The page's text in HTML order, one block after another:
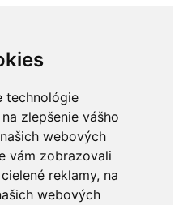
technológie
zlepšenie vášho
webových
vám zobrazovali
reklamy, na
webových